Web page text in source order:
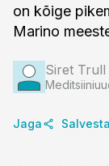
on kõige
Marino
Siret Trull
Jaga Salvesta